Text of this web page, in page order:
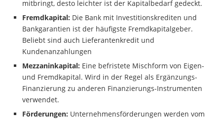
mitbringt, desto leichter ist der Kapitalbedarf gedeckt.
Fremdkapital: Die Bank mit Investitionskrediten und
Bankgarantien ist der häufigste Fremdkapitalgeber.
Beliebt sind auch Lieferantenkredit und
Kundenanzahlungen
Mezzaninkapital: Eine befristete Mischform von Eigen-
und Fremdkapital. Wird in der Regel als Ergänzungs-
Finanzierung zu anderen Finanzierungs-Instrumenten
verwendet.
Förderungen: Unternehmensförderungen werden vom